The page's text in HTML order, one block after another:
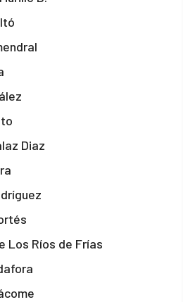
Diaz
Los Ríos de Frías